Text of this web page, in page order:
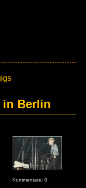
in Berlin
Kommentare: 0